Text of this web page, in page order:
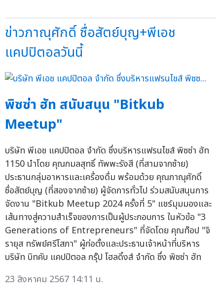
ข่าวภาณุศักดิ์ ซื่อสัตย์บุญ+พีเอช
แคปปิตอลวันนี้
พิซซ่า ฮัท สนับสนุน "Bitkub
Meetup"
บริษัท พีเอช แคปปิตอล จำกัด ซึ่งบริหารแฟรนไชส์ พิซซ่า ฮัท
1150 นำโดย คุณกมลสุทธิ์ ทัพพะรังสี (ที่สามจากซ้าย)
ประธานกลุ่มอาหารและเครื่องดื่ม พร้อมด้วย คุณภาณุศักดิ์
ซื่อสัตย์บุญ (ที่สองจากซ้าย) ผู้จัดการทั่วไป ร่วมสนับสนุนการ
จัดงาน "Bitkub Meetup 2024 ครั้งที่ 5" แชร์มุมมองและ
เส้นทางสู่ความสำเร็จของการเป็นผู้ประกอบการ ในหัวข้อ "3
Generations of Entrepreneurs" ที่จัดโดย คุณท๊อป "จิ
รายุส ทรัพย์ศรีโสภา" ผู้ก่อตั้งและประธานเจ้าหน้าที่บริหาร
บริษัท บิทคับ แคปปิตอล กรุ๊ป โฮลดิ้งส์ จำกัด ซึ่ง พิซซ่า ฮัท
23 สิงหาคม 2567 14:11 น.